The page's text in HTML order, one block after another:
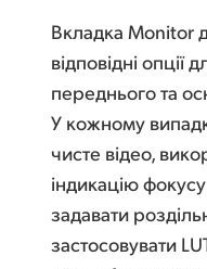
Вкладка Monitor
відповідні
переднього та
У кожному
чисте відео,
індикацію
задавати
застосовувати